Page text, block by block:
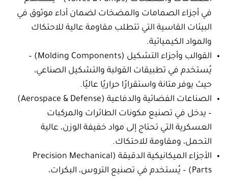
في أجزاء الصمامات والمضخات لضمان أداء موثوق في
البيئات القاسية التي تتطلب مقاومة عالية للاحتكاك
والمواد الكيميائية.
القوالب وأجزاء التشكيل (Molding Components) –
يُستخدم في تطبيقات القولبة والتشكيل الصناعي،
حيث يوفر متانة واستقرارًا حراريًا عاليًا.
الصناعات الفضائية والدفاعية (Aerospace & Defense)
– يدخل في تصنيع مكونات الطائرات والمركبات
العسكرية التي تحتاج إلى مواد خفيفة الوزن، عالية
التحمل، ومقاومة للاحتكاك.
الأجزاء الميكانيكية الدقيقة (Precision Mechanical
Parts) – يُستخدم في تصنيع التروس، البكرات،